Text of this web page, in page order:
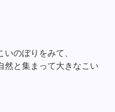
のぼりをみて、
然と集まって大きなこい